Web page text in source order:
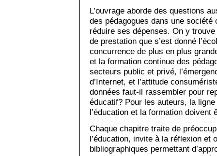
L’ouvrage aborde des questions
des pédagogues dans une
réduire ses dépenses. On y
de prestation que s’est donné
concurrence de plus en plus
et la formation continue des
secteurs public et privé,
d’Internet, et l’attitude
données faut-il rassembler pour
éducatif? Pour les auteurs, la
l’éducation et la formation doivent
Chaque chapitre traite de
l’éducation, invite à la réflexion et
bibliographiques permettant